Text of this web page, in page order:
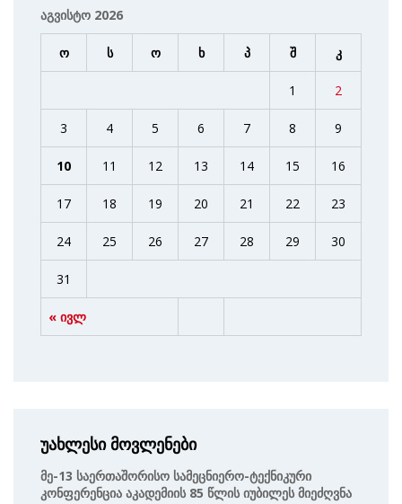
აგვისტო 2026
ო ს ო ხ პ შ კ
« ივლ
1 2
3 4 5 6 7 8 9
10 11 12 13 14 15 16
17 18 19 20 21 22 23
24 25 26 27 28 29 30
31
უახლესი მოვლენები
Მე-13 Საერთაშორისო Სამეცნიერო-Ტექნიკური
Კონფერენცია Აკადემიის 85 Წლის Იუბილეს Მიეძღვნა